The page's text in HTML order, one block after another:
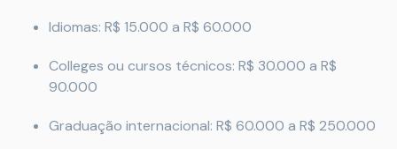
Idiomas: R$ 15.000 a R$ 60.000
Colleges ou cursos técnicos: R$ 30.000 a R$
90.000
Graduação internacional: R$ 60.000 a R$ 250.000